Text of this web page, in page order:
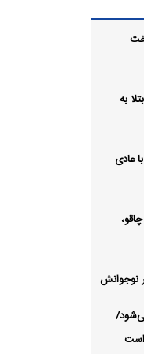
به
عادی
نوجوانش
می‌شود/
است